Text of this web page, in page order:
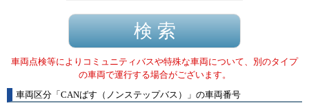
車両点検等によりコミュニティバスや特殊な車両について、別のタイプ
の車両で運行する場合がございます。
車両区分 「 CANばす（ノンステップバス） 」 の車両番号